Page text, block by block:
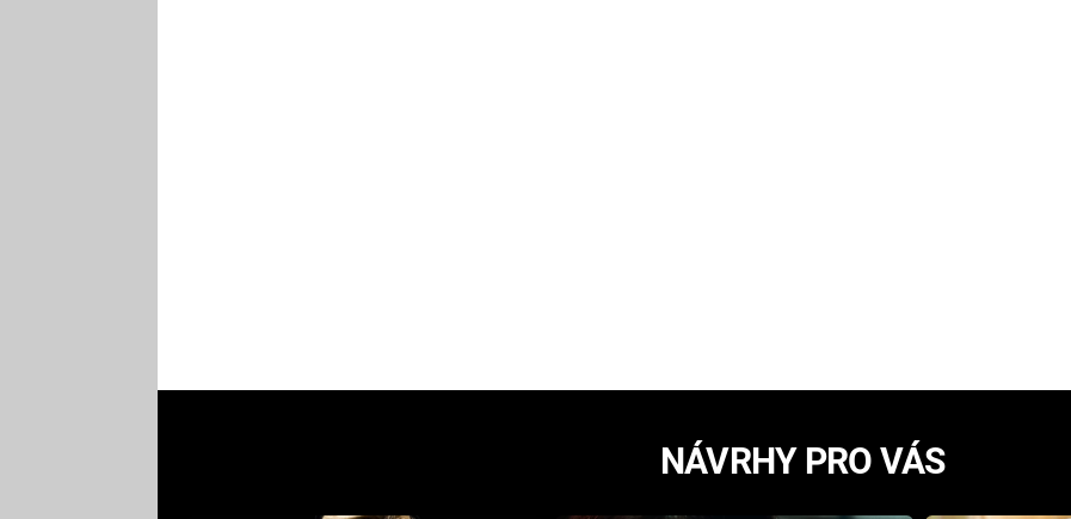
NÁVRHY PRO VÁS